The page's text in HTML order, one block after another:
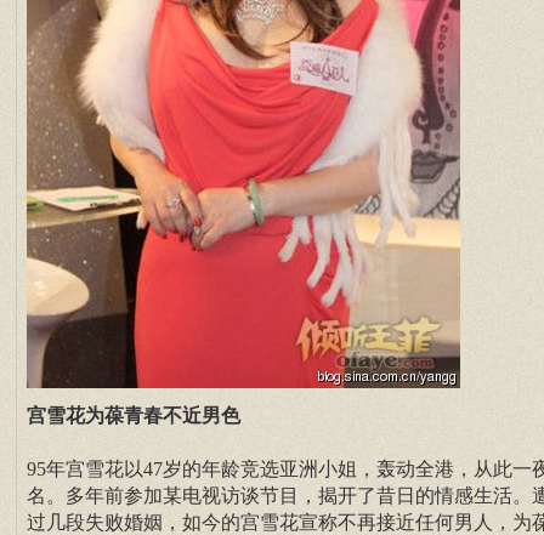
宫雪花为葆青春不近男色
95年宫雪花以47岁的年龄竞选亚洲小姐，轰动全港，从此一
名。多年前参加某电视访谈节目，揭开了昔日的情感生活。
过几段失败婚姻，如今的宫雪花宣称不再接近任何男人，为